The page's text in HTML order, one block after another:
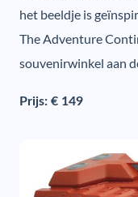
het beeldje is
The Adventure
souvenirwinkel aan
Prijs: € 149